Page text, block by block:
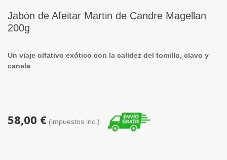
Jabón de Afeitar Martin de Candre Magellan
200g
Un viaje olfativo exótico con la calidez del tomillo, clavo y
canela
58,00 € (impuestos inc.)